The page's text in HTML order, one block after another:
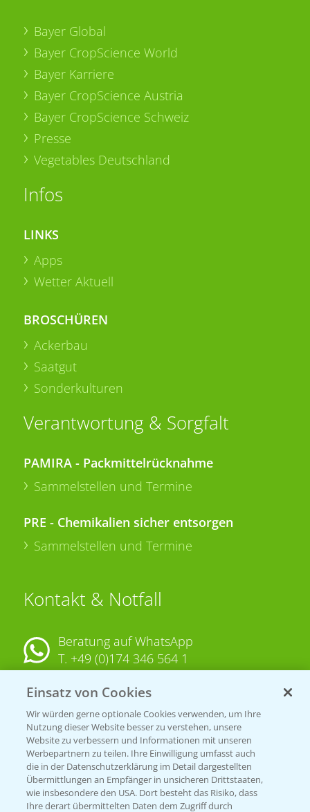
Bayer Global
Bayer CropScience World
Bayer Karriere
Bayer CropScience Austria
Bayer CropScience Schweiz
Presse
Vegetables Deutschland
Infos
LINKS
Apps
Wetter Aktuell
BROSCHÜREN
Ackerbau
Saatgut
Sonderkulturen
Verantwortung & Sorgfalt
PAMIRA - Packmittelrücknahme
Sammelstellen und Termine
PRE - Chemikalien sicher entsorgen
Sammelstellen und Termine
Kontakt & Notfall
Beratung auf WhatsApp
T. +49 (0)174 346 564 1
KONTAKT
Hilfe in Notfällen
T.+49 (0)214/30-20220
Einsatz von Cookies
Wir würden gerne optionale Cookies verwenden, um Ihre
Nutzung dieser Website besser zu verstehen, unsere
Website zu verbessern und Informationen mit unseren
Werbepartnern zu teilen. Ihre Einwilligung umfasst auch
die in der Datenschutzerklärung im Detail dargestellten
Übermittlungen an Empfänger in unsicheren Drittstaaten,
wie insbesondere den USA. Dort besteht das Risiko, dass
Ihre derart übermittelten Daten dem Zugriff durch